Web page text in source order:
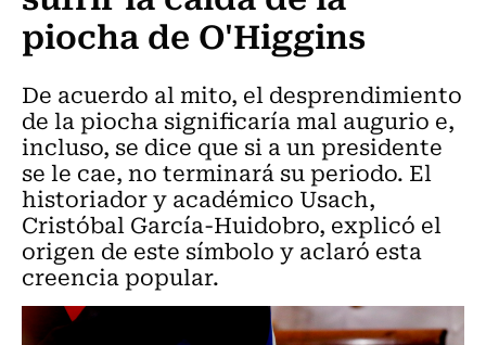
piocha de O'Higgins
De acuerdo al mito, el desprendimiento
de la piocha significaría mal augurio e,
incluso, se dice que si a un presidente
se le cae, no terminará su periodo. El
historiador y académico Usach,
Cristóbal García-Huidobro, explicó el
origen de este símbolo y aclaró esta
creencia popular.